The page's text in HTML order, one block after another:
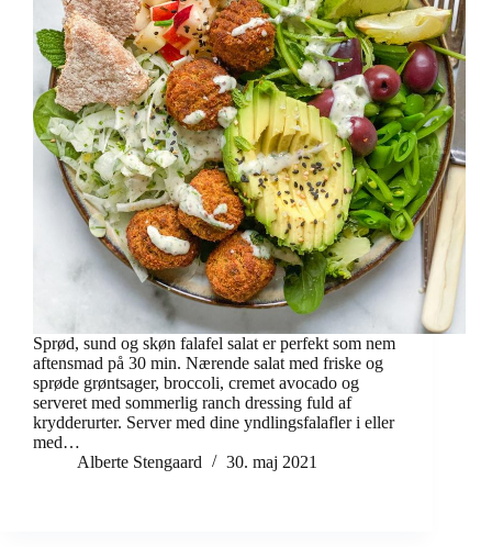
Sprød, sund og skøn falafel salat er perfekt som nem
aftensmad på 30 min. Nærende salat med friske og
sprøde grøntsager, broccoli, cremet avocado og
serveret med sommerlig ranch dressing fuld af
krydderurter. Server med dine yndlingsfalafler i eller
med…
Alberte Stengaard
30. maj 2021